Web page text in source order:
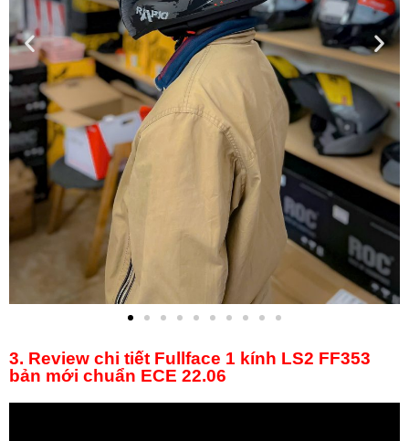
3. Review chi tiết Fullface 1 kính LS2 FF353
bản mới chuẩn ECE 22.06